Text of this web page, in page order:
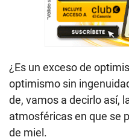
¿Es un exceso de
optimismo sin
de, vamos a decirlo así,
atmosféricas en que se
de miel.